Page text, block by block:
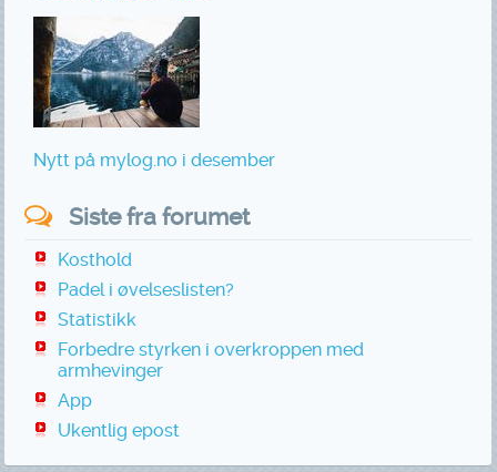
Nytt på mylog.no i desember
Siste fra forumet
Kosthold
Padel i øvelseslisten?
Statistikk
Forbedre styrken i overkroppen med
armhevinger
App
Ukentlig epost